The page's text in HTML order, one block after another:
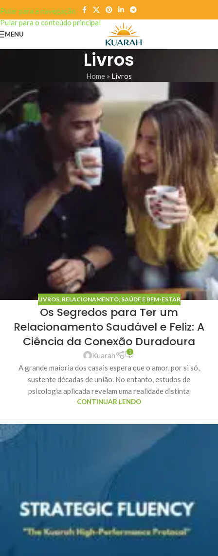
Pular para a navegação
Pular para o conteúdo principal
MENU
Livros
Home » Livros
LIVROS, RELACIONAMENTO, SAÚDE E BEM-ESTAR
Os Segredos para Ter um
Relacionamento Saudável e Feliz: A
Ciência da Conexão Duradoura
Kuarah 1
A grande maioria dos casais espera que o amor, por si só,
sustente décadas de união. No entanto, estudos de
psicologia aplicada revelam uma realidade distinta
CONTINUAR LENDO